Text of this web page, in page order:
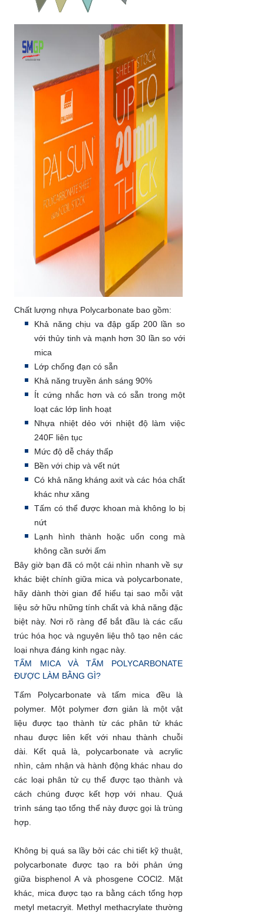
Chất lượng nhựa Polycarbonate bao gồm:
Khả năng chịu va đập gấp 200 lần so
với thủy tinh và mạnh hơn 30 lần so với
mica
Lớp chống đạn có sẵn
Khả năng truyền ánh sáng 90%
Ít cứng nhắc hơn và có sẵn trong một
loạt các lớp linh hoạt
Nhựa nhiệt dẻo với nhiệt độ làm việc
240F liên tục
Mức độ dễ cháy thấp
Bền với chip và vết nứt
Có khả năng kháng axit và các hóa chất
khác như xăng
Tấm có thể được khoan mà không lo bị
nứt
Lạnh hình thành hoặc uốn cong mà
không cần sưởi ấm
Bây giờ bạn đã có một cái nhìn nhanh về sự
khác biệt chính giữa mica và polycarbonate,
hãy dành thời gian để hiểu tại sao mỗi vật
liệu sở hữu những tính chất và khả năng đặc
biệt này. Nơi rõ ràng để bắt đầu là các cấu
trúc hóa học và nguyên liệu thô tạo nên các
loại nhựa đáng kinh ngạc này.
TẤM MICA VÀ TẤM POLYCARBONATE
ĐƯỢC LÀM BẰNG GÌ?
Tấm Polycarbonate và tấm mica đều là
polymer. Một polymer đơn giản là một vật
liệu được tạo thành từ các phân tử khác
nhau được liên kết với nhau thành chuỗi
dài. Kết quả là, polycarbonate và acrylic
nhìn, cảm nhận và hành động khác nhau do
các loại phân tử cụ thể được tạo thành và
cách chúng được kết hợp với nhau. Quá
trình sáng tạo tổng thể này được gọi là trùng
hợp.
Không bị quá sa lầy bởi các chi tiết kỹ thuật,
polycarbonate được tạo ra bởi phản ứng
giữa bisphenol A và phosgene COCl2. Mặt
khác, mica được tạo ra bằng cách tổng hợp
metyl metacryit. Methyl methacrylate thường